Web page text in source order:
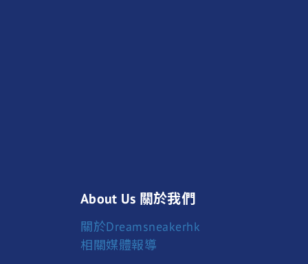
About Us 關於我們
關於Dreamsneakerhk
相關媒體報導